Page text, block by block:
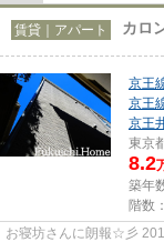
賃貸｜アパート カロ
京王
京王
京王
東京
8.2
築年
階数
お寝坊さんに朗報☆彡